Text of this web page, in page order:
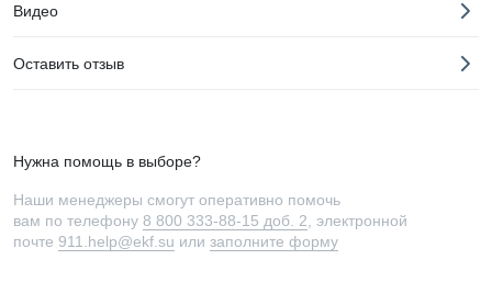
Видео
Оставить отзыв
Нужна помощь в выборе?
Наши менеджеры смогут оперативно помочь
вам по телефону 8 800 333-88-15 доб. 2 , электронной
почте 911.help@ekf.su или заполните форму